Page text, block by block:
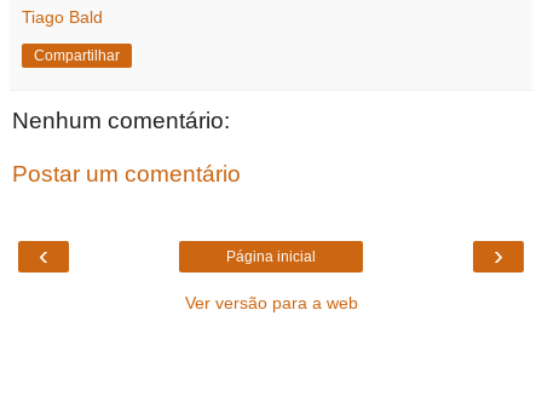
Tiago Bald
Compartilhar
Nenhum comentário:
Postar um comentário
‹ ›
Página inicial
Ver versão para a web